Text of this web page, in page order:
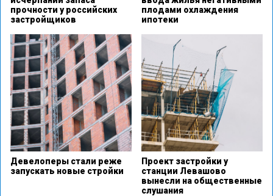
прочности у российских
застройщиков
плодами охлаждения
ипотеки
Девелоперы стали реже
запускать новые стройки
Проект застройки у
станции Левашово
вынесли на общественные
слушания